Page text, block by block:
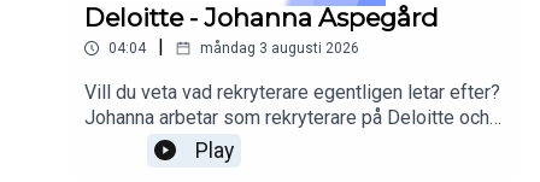
Deloitte - Johanna Aspegård
04:04 | måndag 3 augusti 2026
Vill du veta vad rekryterare egentligen letar efter?
Johanna arbetar som rekryterare på Deloitte och
ger dig konkreta tips på hur du gör dig själv synlig
– från röd tråd i ditt CV till hur du skriver ett
Play